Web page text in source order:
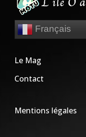
Français
Le Mag
Contact
Mentions légales